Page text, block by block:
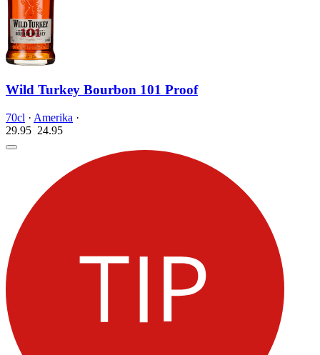
Wild Turkey Bourbon 101 Proof
70cl · Amerika ·
29.95 24.95